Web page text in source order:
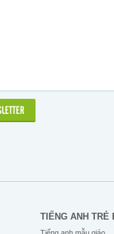
TIẾNG ANH TRẺ